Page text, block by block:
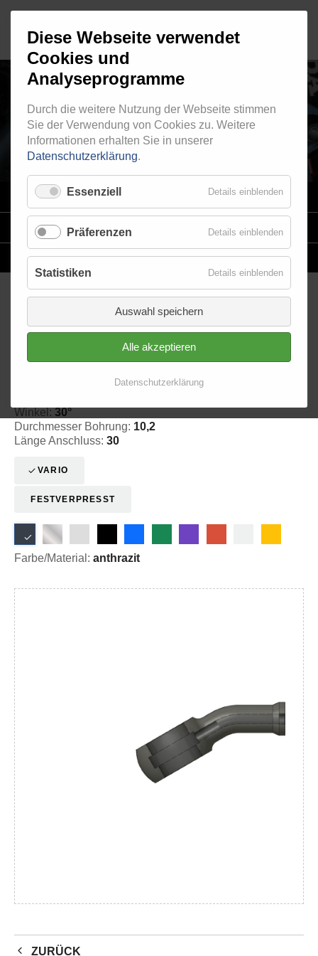
RINGFITTING 003
VARIO
STAHLFLEX-LEITUNGSKITS FÜR MOTORRÄDER
EINZELLEITUNGENNACH MASS
Ringfitting 003 Ø 10,2
Winkel: 30°
Durchmesser Bohrung: 10,2
Länge Anschluss: 30
VARIO
FESTVERPRESST
Farbe/Material: anthrazit
ZURÜCK
Diese Webseite verwendet
Cookies und
Analyseprogramme
Durch die weitere Nutzung der Webseite stimmen
Sie der Verwendung von Cookies zu. Weitere
Informationen erhalten Sie in unserer
Datenschutzerklärung.
Essenziell Details einblenden
Präferenzen Details einblenden
Statistiken Details einblenden
Auswahl speichern
Alle akzeptieren
Datenschutzerklärung